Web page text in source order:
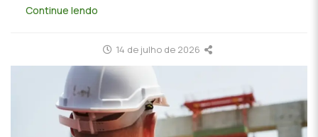
Continue lendo
14 de julho de 2026